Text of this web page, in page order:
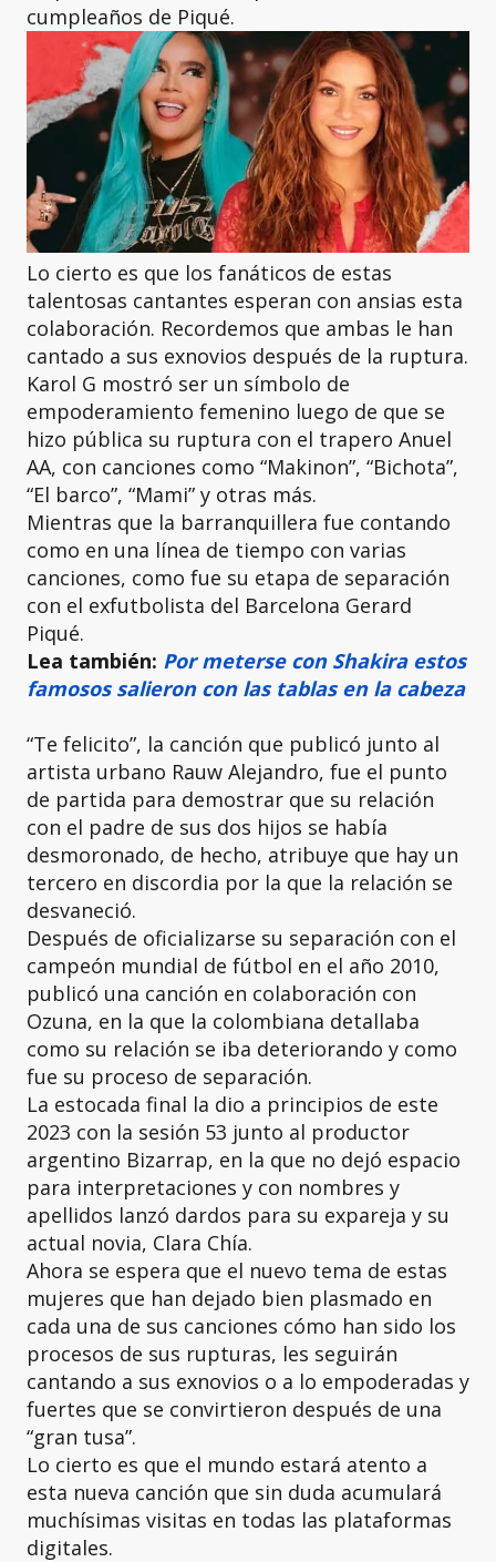
cumpleaños de Piqué.
Lo cierto es que los fanáticos de estas
talentosas cantantes esperan con ansias esta
colaboración. Recordemos que ambas le han
cantado a sus exnovios después de la ruptura.
Karol G mostró ser un símbolo de
empoderamiento femenino luego de que se
hizo pública su ruptura con el trapero Anuel
AA, con canciones como “Makinon”, “Bichota”,
“El barco”, “Mami” y otras más.
Mientras que la barranquillera fue contando
como en una línea de tiempo con varias
canciones, como fue su etapa de separación
con el exfutbolista del Barcelona Gerard
Piqué.
Lea también: Por meterse con Shakira estos
famosos salieron con las tablas en la cabeza
“Te felicito”, la canción que publicó junto al
artista urbano Rauw Alejandro, fue el punto
de partida para demostrar que su relación
con el padre de sus dos hijos se había
desmoronado, de hecho, atribuye que hay un
tercero en discordia por la que la relación se
desvaneció.
Después de oficializarse su separación con el
campeón mundial de fútbol en el año 2010,
publicó una canción en colaboración con
Ozuna, en la que la colombiana detallaba
como su relación se iba deteriorando y como
fue su proceso de separación.
La estocada final la dio a principios de este
2023 con la sesión 53 junto al productor
argentino Bizarrap, en la que no dejó espacio
para interpretaciones y con nombres y
apellidos lanzó dardos para su expareja y su
actual novia, Clara Chía.
Ahora se espera que el nuevo tema de estas
mujeres que han dejado bien plasmado en
cada una de sus canciones cómo han sido los
procesos de sus rupturas, les seguirán
cantando a sus exnovios o a lo empoderadas y
fuertes que se convirtieron después de una
“gran tusa”.
Lo cierto es que el mundo estará atento a
esta nueva canción que sin duda acumulará
muchísimas visitas en todas las plataformas
digitales.